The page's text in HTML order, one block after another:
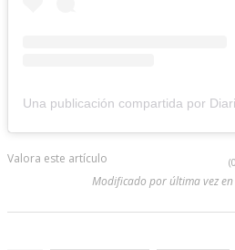
Valora este artículo
Modificado por última vez